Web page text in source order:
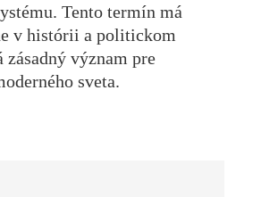
Tento termín má
v histórii a politickom
zásadný význam pre
sveta.